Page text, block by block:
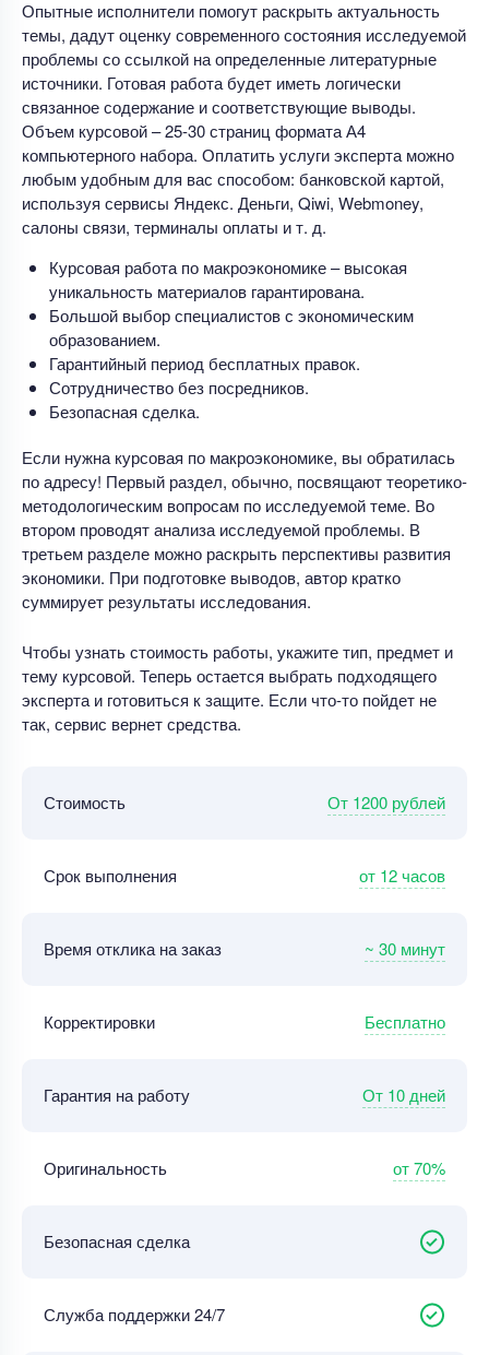
Опытные исполнители помогут раскрыть актуальность
темы, дадут оценку современного состояния исследуемой
проблемы со ссылкой на определенные литературные
источники. Готовая работа будет иметь логически
связанное содержание и соответствующие выводы.
Объем курсовой – 25-30 страниц формата А4
компьютерного набора. Оплатить услуги эксперта можно
любым удобным для вас способом: банковской картой,
используя сервисы Яндекс. Деньги, Qiwi, Webmoney,
салоны связи, терминалы оплаты и т. д.
Курсовая работа по макроэкономике – высокая
уникальность материалов гарантирована.
Большой выбор специалистов с экономическим
образованием.
Гарантийный период бесплатных правок.
Сотрудничество без посредников.
Безопасная сделка.
Если нужна курсовая по макроэкономике, вы обратилась
по адресу! Первый раздел, обычно, посвящают теоретико-
методологическим вопросам по исследуемой теме. Во
втором проводят анализа исследуемой проблемы. В
третьем разделе можно раскрыть перспективы развития
экономики. При подготовке выводов, автор кратко
суммирует результаты исследования.
Чтобы узнать стоимость работы, укажите тип, предмет и
тему курсовой. Теперь остается выбрать подходящего
эксперта и готовиться к защите. Если что-то пойдет не
так, сервис вернет средства.
Стоимость От 1200 рублей
Срок выполнения от 12 часов
Время отклика на заказ ~ 30 минут
Корректировки Бесплатно
Гарантия на работу От 10 дней
Оригинальность от 70%
Безопасная сделка
Служба поддержки 24/7